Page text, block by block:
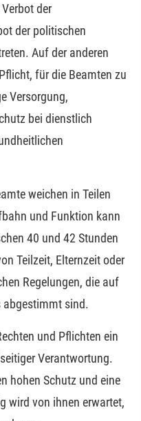
der
der politischen
Auf der anderen
für die Beamten zu
Versorgung,
bei dienstlich
weichen in Teilen
und Funktion kann
40 und 42 Stunden
Teilzeit, Elternzeit oder
Regelungen, die auf
abgestimmt sind.
und Pflichten ein
Verantwortung.
hohen Schutz und eine
wird von ihnen erwartet,